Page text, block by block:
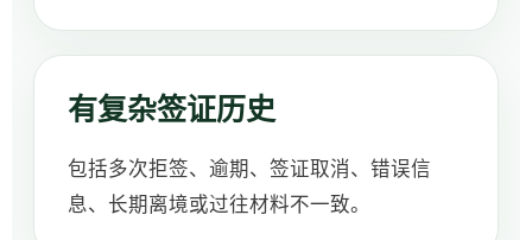
有复杂签证历史
包括多次拒签、逾期、签证取消、错误信
息、长期离境或过往材料不一致。